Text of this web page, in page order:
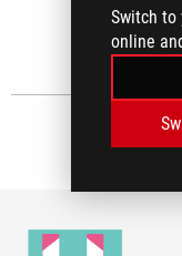
Switch to
online